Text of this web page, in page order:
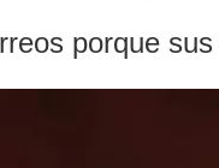
porque